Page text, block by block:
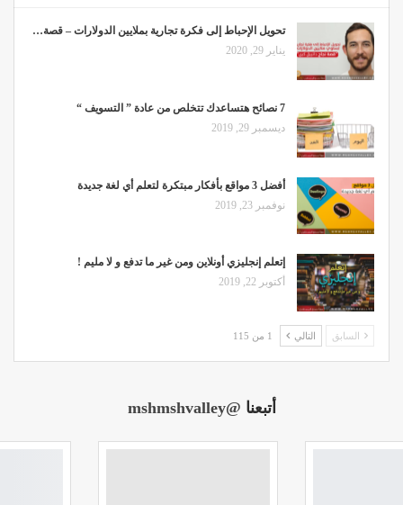
تحويل الإحباط إلى فكرة تجارية بملايين الدولارات – قصة…
يناير 29, 2020
7 نصائح هتساعدك تتخلص من عادة ” التسويف “
ديسمبر 29, 2019
أفضل 3 مواقع بأفكار مبتكرة لتعلم أي لغة جديدة
نوفمبر 23, 2019
إتعلم إنجليزي أونلاين ومن غير ما تدفع و لا مليم !
أكتوبر 22, 2019
السابق التالي 1 من 115
أتبعنا @mshmshvalley